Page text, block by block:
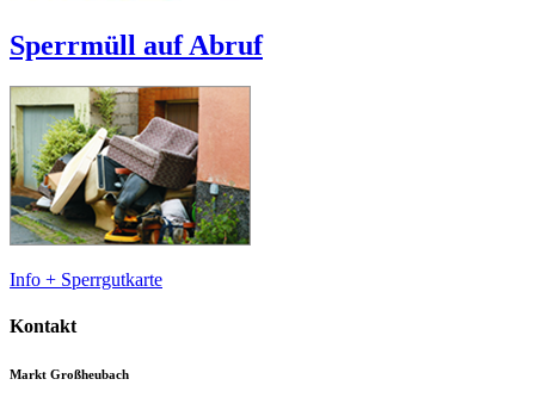
Sperrmüll auf Abruf
Info + Sperrgutkarte
Kontakt
Markt Großheubach